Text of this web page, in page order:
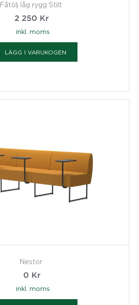
Fåtölj låg rygg Stilt
2 250 Kr
inkl. moms
LÄGG I VARUKOGEN
Nestor
0 Kr
inkl. moms